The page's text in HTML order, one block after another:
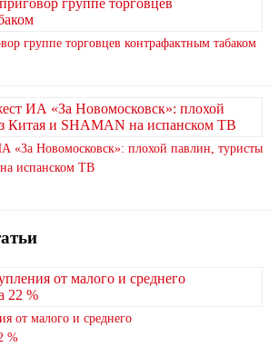
группе торговцев контрафактным табаком
«За Новомосковск»: плохой павлин, туристы
испанском ТВ
от малого и среднего
%